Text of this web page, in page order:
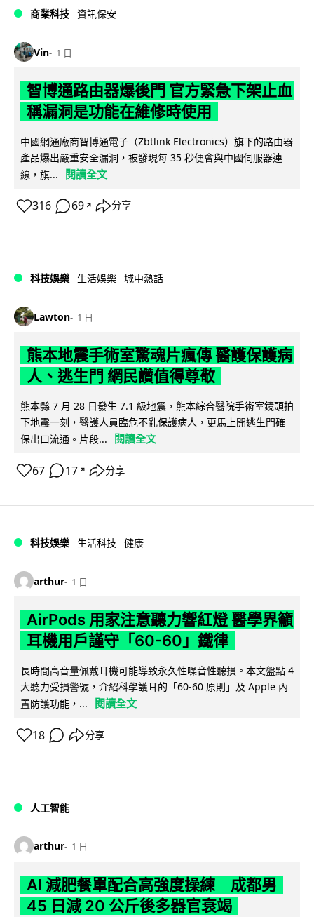
商業科技 資訊保安
Vin 1 日
智博通路由器爆後門 官方緊急下架止血
稱漏洞是功能在維修時使用
中國網通廠商智博通電子（Zbtlink Electronics）旗下的路由器
產品爆出嚴重安全漏洞，被發現每 35 秒便會與中國伺服器連
線，旗...
閱讀全文
316 69 ↗ 分享
科技娛樂 生活娛樂 城中熱話
Lawton 1 日
熊本地震手術室驚魂片瘋傳 醫護保護病
人、逃生門 網民讚值得尊敬
熊本縣 7 月 28 日發生 7.1 級地震，熊本綜合醫院手術室鏡頭拍
下地震一刻，醫護人員臨危不亂保護病人，更馬上開逃生門確
保出口流通。片段...
閱讀全文
67 17 ↗ 分享
科技娛樂 生活科技 健康
arthur 1 日
AirPods 用家注意聽力響紅燈 醫學界籲
耳機用戶謹守「60-60」鐵律
長時間高音量佩戴耳機可能導致永久性噪音性聽損。本文盤點 4
大聽力受損警號，介紹科學護耳的「60-60 原則」及 Apple 內
置防護功能，...
閱讀全文
18 分享
人工智能
arthur 1 日
AI 減肥餐單配合高強度操練 成都男
45 日減 20 公斤後多器官衰竭